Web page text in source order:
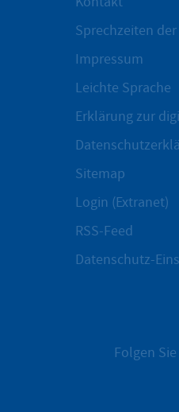
Sprechzeiten
Impressum
Leichte Sprache
Erklärung zur
Sitemap
Login (Extranet)
RSS-Feed
Datenschutz-
Folgen